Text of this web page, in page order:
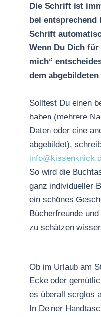
Die Schrift ist
bei entsprechend
Schrift
Wenn Du Dich
mich“
dem abgebildeten
Solltest Du einen
haben (mehrere
Daten oder eine
abgebildet),
So wird die
ganz individueller
ein schönes
Bücherfreunde
zu schätzen
Ob im Urlaub am
Ecke oder
es überall sorglos
In Deiner